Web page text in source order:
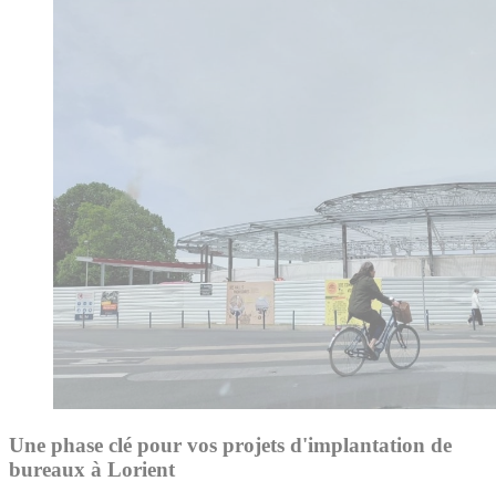
Une phase clé pour vos projets d'implantation de
bureaux à Lorient